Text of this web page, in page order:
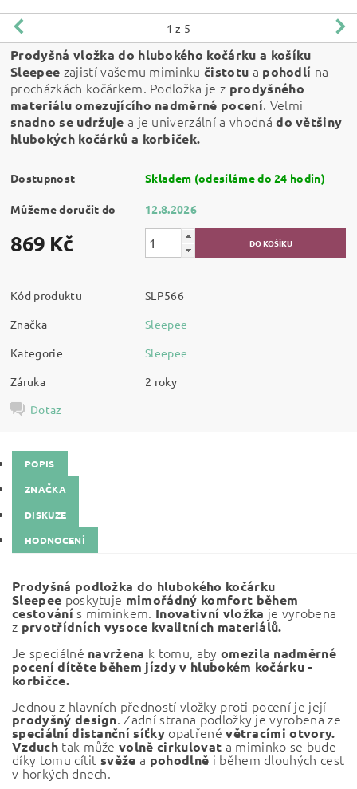
1 z 5
Prodyšná vložka do hlubokého kočárku a košíku
Sleepee zajistí vašemu miminkučistotu a pohodlí na
procházkách kočárkem. Podložka je z prodyšného
materiálu omezujícího nadměrné pocení. Velmi
snadno se udržuje a je univerzální a vhodnádo většiny
hlubokých kočárků a korbiček.
Dostupnost Skladem (odesíláme do 24 hodin)
Můžeme doručit do 12.8.2026
869 Kč
Kód produktu
SLP566
Značka
Sleepee
Kategorie
Sleepee
Záruka
2 roky
Dotaz
POPIS
ZNAČKA
DISKUZE
HODNOCENÍ
Prodyšná podložka do hlubokého kočárku
Sleepee poskytuje mimořádný komfort během
cestování s miminkem. Inovativní vložka je vyrobena
z prvotřídních vysoce kvalitních materiálů.
Je speciálně navržena k tomu, aby omezila nadměrné
pocení dítěte během jízdy v hlubokém kočárku -
korbičce.
Jednou z hlavních předností vložky proti pocení je její
prodyšný design. Zadní strana podložky je vyrobena ze
speciální distanční síťky opatřenévětracími otvory.
Vzduch tak může volně cirkulovat a miminko se bude
díky tomu cítitsvěže a pohodlně i během dlouhých cest
v horkých dnech.